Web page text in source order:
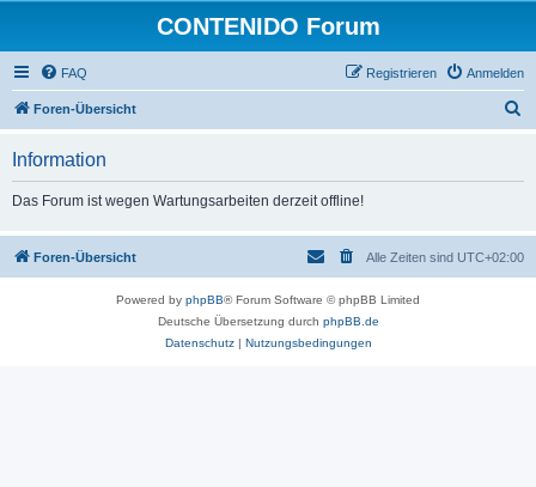
CONTENIDO Forum
FAQ Anmelden
Registrieren
Foren-Übersicht
Information
Das Forum ist wegen Wartungsarbeiten derzeit offline!
Foren-Übersicht Alle Zeiten sind UTC+02:00
Powered by phpBB® Forum Software © phpBB Limited
Deutsche Übersetzung durch phpBB.de
Datenschutz| Nutzungsbedingungen